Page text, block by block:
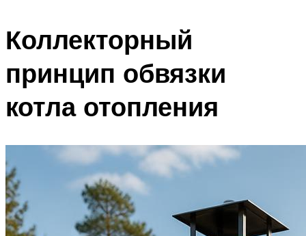
Коллекторный
принцип обвязки
котла отопления